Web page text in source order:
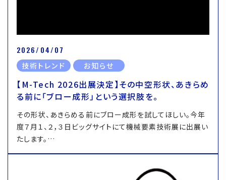
2026/04/07
技術トレンド お知らせ
【M-Tech 2026出展決定】その中空形状、あきらめ
る前に「ブロー成形」という選択肢を。
その形状、あきらめる前にブロー成形を試してほしい。今年
度７月１、２，３日ビッグサイトにて機械要素技術展に出展い
たします。…